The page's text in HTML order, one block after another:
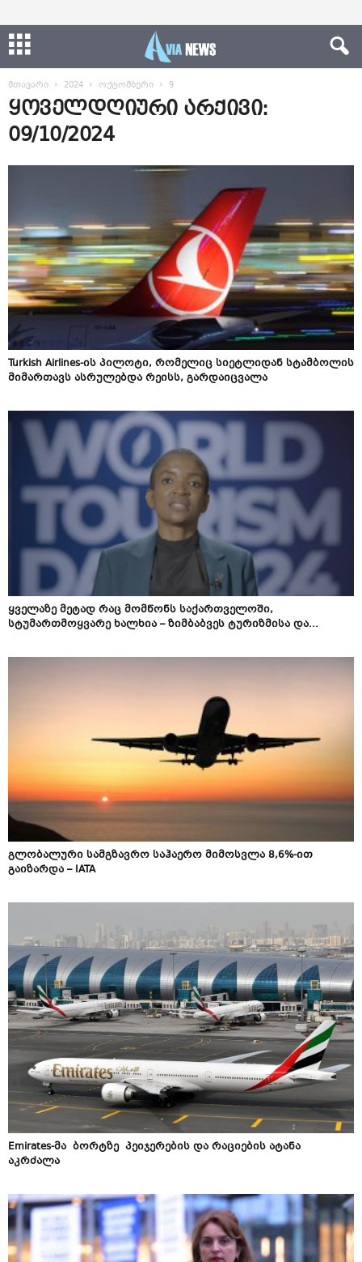
მთავარი 2024 ოქტომბერი 9
ყოველდღიური არქივი:
09/10/2024
Turkish Airlines-ის პილოტი, რომელიც სიეტლიდან სტამბოლის
მიმართავს ასრულებდა რეისს, გარდაიცვალა
ყველაზე მეტად რაც მომწონს საქართველოში,
სტუმართმოყვარე ხალხია – ზიმბაბვეს ტურიზმისა და...
გლობალური სამგზავრო საჰაერო მიმოსვლა 8,6%-ით
გაიზარდა – IATA
Emirates-მა ბორტზე პეიჯერების და რაციების ატანა
აკრძალა